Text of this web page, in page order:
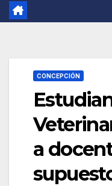
CONCEPCIÓN
a